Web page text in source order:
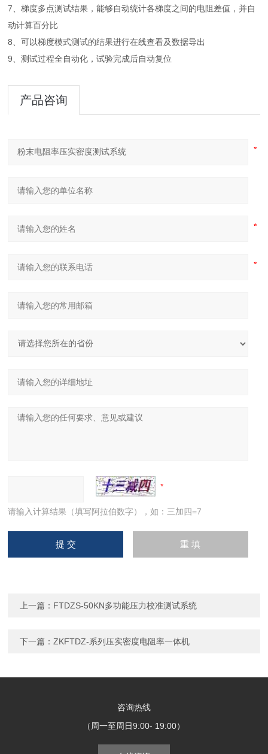
7、梯度多点测试结果，能够自动统计各梯度之间的电阻差值，并自
动计算百分比
8、可以梯度模式测试的结果进行在线查看及数据导出
9、测试过程全自动化，试验完成后自动复位
产品咨询
请输入计算结果（填写阿拉伯数字），如：三加四=7
上一篇： FTDZS-50KN多功能压力校准测试系统
下一篇：ZKFTDZ-系列压实密度电阻率一体机
咨询热线
（周一至周日9:00- 19:00）